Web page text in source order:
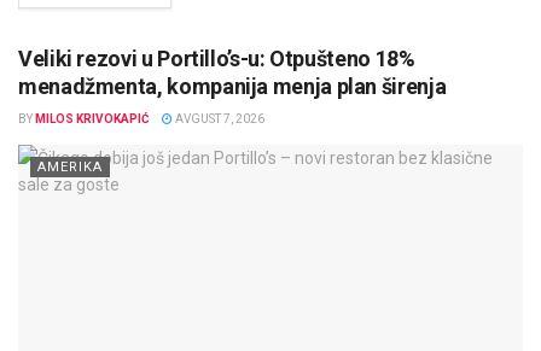
Veliki rezovi u Portillo’s-u: Otpušteno 18%
menadžmenta, kompanija menja plan širenja
BY MILOS KRIVOKAPIĆ AVGUST 7, 2026
AMERIKA